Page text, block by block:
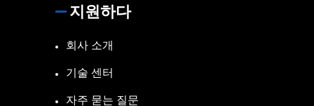
지원하다
회사 소개
기술 센터
자주 묻는 질문